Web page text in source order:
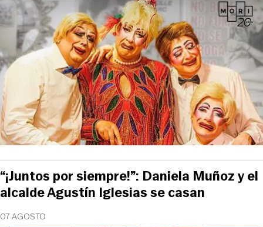
07 AGOSTO
“¡Juntos por siempre!”: Daniela Muñoz y el
alcalde Agustín Iglesias se casan